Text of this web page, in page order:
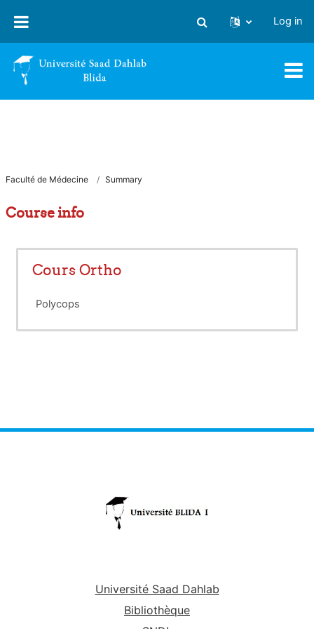
Toggle search input
Log in
Faculté de Médecine Summary
Course info
Cours Ortho
Polycops
Université Saad Dahlab
Bibliothèque